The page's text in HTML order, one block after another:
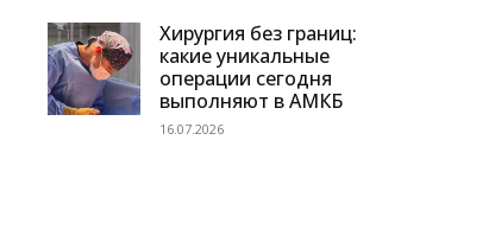
Хирургия без границ:
какие уникальные
операции сегодня
выполняют в АМКБ
16.07.2026